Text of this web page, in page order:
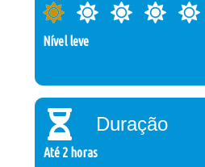
Nível leve
Duração
Até 2 horas